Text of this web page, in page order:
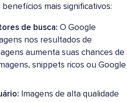
mais significativos:
de busca: O Google
nos resultados de
aumenta suas chances de
snippets ricos ou Google
Imagens de alta qualidade